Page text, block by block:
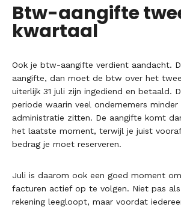
Btw-aangifte
kwartaal
Ook je btw-aangifte verdient aandacht.
aangifte, dan moet de btw over het
uiterlijk 31 juli zijn ingediend en betaald.
periode waarin veel ondernemers minder
administratie zitten. De aangifte komt
het laatste moment, terwijl je juist
bedrag je moet reserveren.
Juli is daarom ook een goed moment
facturen actief op te volgen. Niet pas
rekening leegloopt, maar voordat